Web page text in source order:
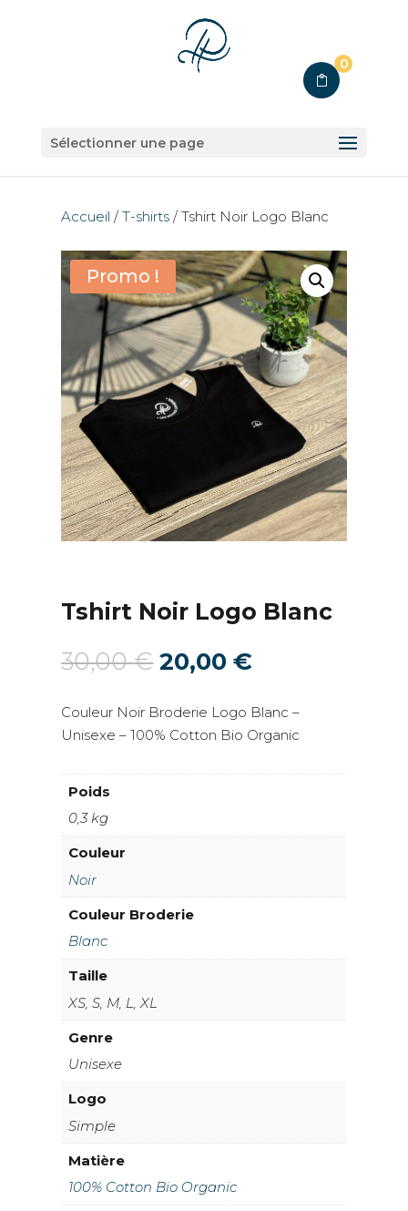
0
Sélectionner une page
Accueil /T-shirts / Tshirt Noir Logo Blanc
Promo !
Tshirt Noir Logo Blanc
30,00€ Le
initial
était :
20,00€
actuel
est :
20,00 €.
Couleur Noir Broderie Logo Blanc –
Unisexe – 100% Cotton Bio Organic
Poids
0,3 kg
Couleur
Noir
Couleur Broderie
Blanc
Taille
XS, S, M, L, XL
Genre
Unisexe
Logo
Simple
Matière
100% Cotton Bio Organic